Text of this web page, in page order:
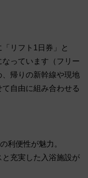
リフト1日券」と
なっています（フリー
帰りの新幹線や現地
自由に組み合わせる
利便性が魅力。
充実した入浴施設が